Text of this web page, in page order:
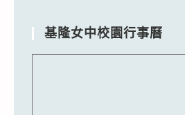
基隆女中校園行事曆